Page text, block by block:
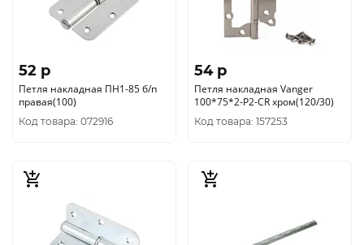
52 p
Петля накладная ПН1-85 б/п
правая(100)
Код товара: 072916
54 p
Петля накладная Vanger
100*75*2-P2-CR хром(120/30)
Код товара: 157253